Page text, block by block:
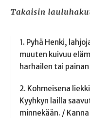
1. Pyhä Henki,
muuten kuivuu
harhailen tai
2. Kohmeisena
Kyyhkyn lailla
minnekään. /